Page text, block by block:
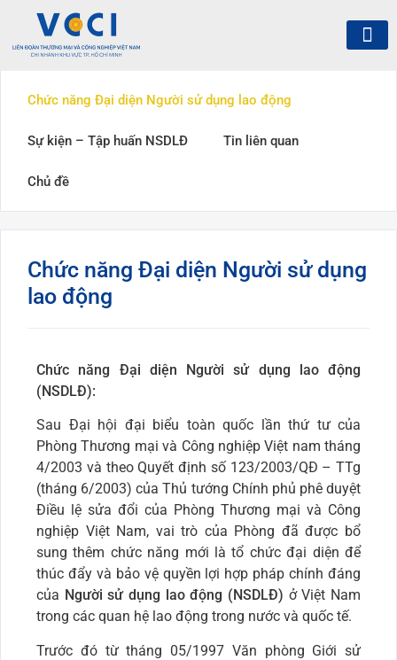
Chức năng Đại diện Người sử dụng lao động
Sự kiện – Tập huấn NSDLĐ Tin liên quan
Chủ đề
Chức năng Đại diện Người sử dụng
lao động
Chức năng Đại diện Người sử dụng lao động
(NSDLĐ):
Sau Đại hội đại biểu toàn quốc lần thứ tư của
Phòng Thương mại và Công nghiệp Việt nam tháng
4/2003 và theo Quyết định số 123/2003/QĐ – TTg
(tháng 6/2003) của Thủ tướng Chính phủ phê duyệt
Điều lệ sửa đổi của Phòng Thương mại và Công
nghiệp Việt Nam, vai trò của Phòng đã được bổ
sung thêm chức năng mới là tổ chức đại diện để
thúc đẩy và bảo vệ quyền lợi hợp pháp chính đáng
của Người sử dụng lao động (NSDLĐ) ở Việt Nam
trong các quan hệ lao động trong nước và quốc tế.
Trước đó từ tháng 05/1997 Văn phòng Giới sử